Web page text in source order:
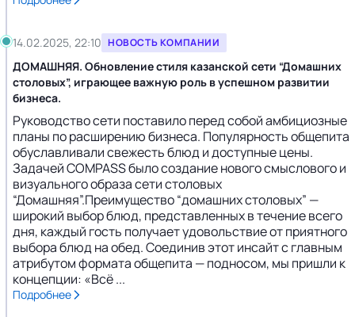
14.02.2025, 22:10 НОВОСТЬ КОМПАНИИ
ДОМАШНЯЯ. Обновление стиля казанской сети “Домашних
столовых”, играющее важную роль в успешном развитии
бизнеса.
Руководство сети поставило перед собой амбициозные
планы по расширению бизнеса. Популярность общепита
обуславливали свежесть блюд и доступные цены.
Задачей COMPASS было создание нового смыслового и
визуального образа сети столовых
“Домашняя”.Преимущество “домашних столовых” —
широкий выбор блюд, представленных в течение всего
дня, каждый гость получает удовольствие от приятного
выбора блюд на обед. Соединив этот инсайт с главным
атрибутом формата общепита — подносом, мы пришли к
концепции: «Всё ...
Подробнее